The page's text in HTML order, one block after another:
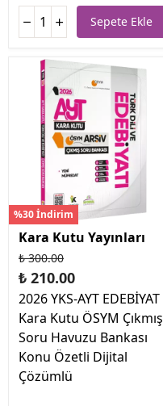
Sepete Ekle
%30 İndirim
Kara Kutu Yayınları
₺ 300.00
₺ 210.00
2026 YKS-AYT EDEBİYAT
Kara Kutu ÖSYM Çıkmış
Soru Havuzu Bankası
Konu Özetli Dijital
Çözümlü